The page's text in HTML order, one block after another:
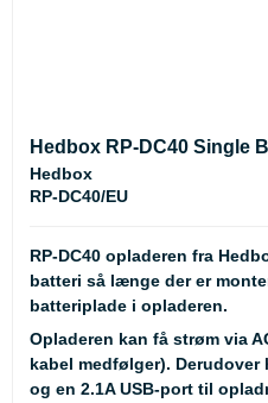
Hedbox RP-DC40 Single
Hedbox
RP-DC40/EU
RP-DC40 opladeren fra
batteri så længe der er
batteriplade i opladeren.
Opladeren kan få strøm via
kabel medfølger).
og en 2.1A USB-port til